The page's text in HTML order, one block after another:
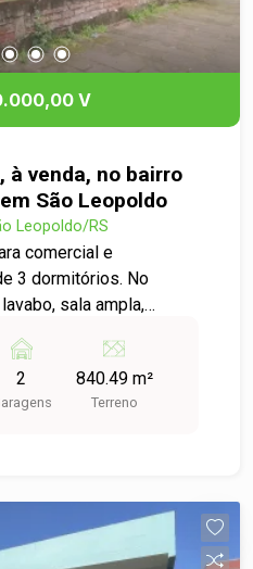
frente norte, bem
localização
farmácia, ruas de
V
à venda, no bairro
São Leopoldo
Leopoldo/RS
comercial e
3 dormitórios. No
sala ampla,
No pavimento superior
3 dormitórios e
2 840.49 m²
Terreno